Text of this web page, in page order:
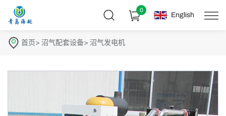
0 English
首页 沼气配套设备 沼气发电机